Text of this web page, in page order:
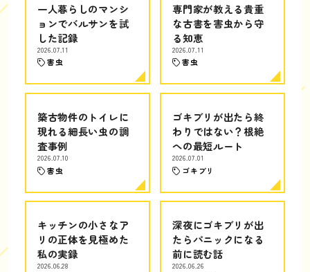
一人暮らしのマンシ
ョンでバルサンを試
した記録
2026.07.11
害虫
専門家が教える貴重
な古書を害虫から守
る知恵
2026.07.11
害虫
築古物件のトイレに
現れる細長い虫の調
査事例
2026.07.10
害虫
ゴキブリが出たら終
わりではない？根絶
への最短ルート
2026.07.01
ゴキブリ
キッチンの小さなア
リの正体を見極めた
私の実録
2026.06.28
深夜にゴキブリが出
たらパニックになる
前に読む話
2026.06.26